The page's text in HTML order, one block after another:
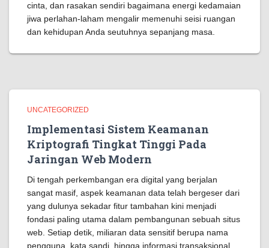
cinta, dan rasakan sendiri bagaimana energi kedamaian
jiwa perlahan-laham mengalir memenuhi seisi ruangan
dan kehidupan Anda seutuhnya sepanjang masa.
UNCATEGORIZED
Implementasi Sistem Keamanan
Kriptografi Tingkat Tinggi Pada
Jaringan Web Modern
Di tengah perkembangan era digital yang berjalan
sangat masif, aspek keamanan data telah bergeser dari
yang dulunya sekadar fitur tambahan kini menjadi
fondasi paling utama dalam pembangunan sebuah situs
web. Setiap detik, miliaran data sensitif berupa nama
pengguna, kata sandi, hingga informasi transaksional